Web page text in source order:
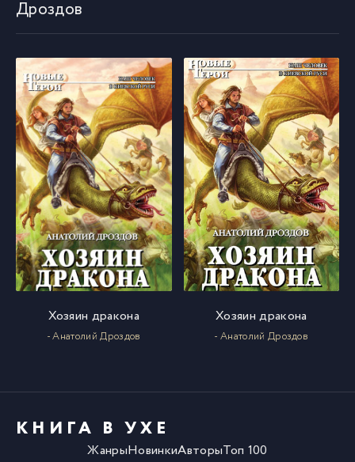
Дроздов
Хозяин дракона
- Анатолий Дроздов
Хозяин дракона
- Анатолий Дроздов
КНИГА В УХЕ
ЖанрыНовинкиАвторыТоп 100